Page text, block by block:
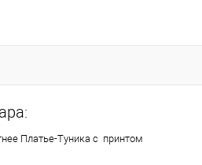
Платье-Туника с принтом